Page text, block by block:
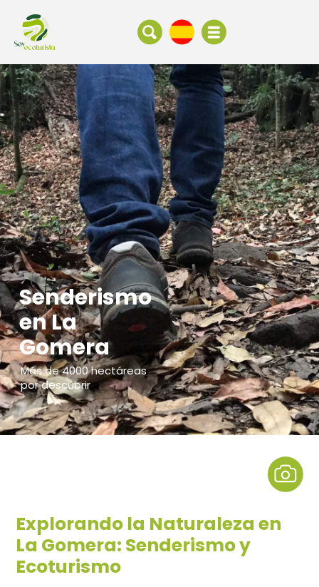
Senderismo
en La
Gomera
Más de 4000 hectáreas
por descubrir
Explorando la Naturaleza en
La Gomera: Senderismo y
Ecoturismo